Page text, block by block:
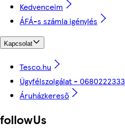
Kedvenceim
ÁFÁ-s számla igénylés
Kapcsolat
Tesco.hu
Ügyfélszolgálat - 0680222333
Áruházkereső
followUs